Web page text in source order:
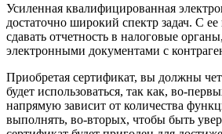
Усиленная квалифицированная
достаточно широкий спектр задач. С
сдавать отчетность в налоговые
электронными документами с
Приобретая сертификат, вы должны
будет использоваться, так как, во-
напрямую зависит от количества
выполнять, во-вторых, чтобы быть